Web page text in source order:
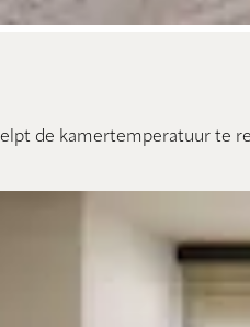
de kamertemperatuur te